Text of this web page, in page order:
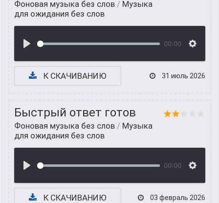
Фоновая музыка без слов / Музыка
для ожидания без слов
00:00
К СКАЧИВАНИЮ 31 июль 2026
Быстрый ответ готов
Фоновая музыка без слов / Музыка
для ожидания без слов
00:00
К СКАЧИВАНИЮ 03 февраль 2026